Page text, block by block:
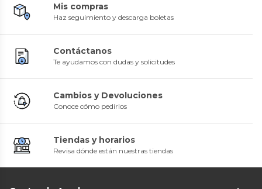
Mis compras
Haz seguimiento y descarga boletas
Contáctanos
Te ayudamos con dudas y solicitudes
Cambios y Devoluciones
Conoce cómo pedirlos
Tiendas y horarios
Revisa dónde están nuestras tiendas